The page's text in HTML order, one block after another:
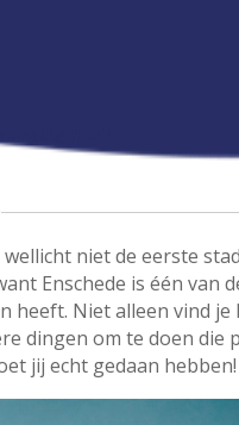
niet de eerste
Enschede is één van
heeft. Niet alleen vind je
dingen om te doen die
jij echt gedaan hebben!